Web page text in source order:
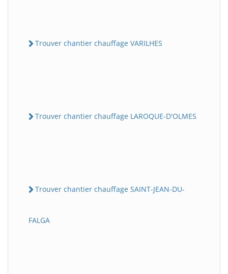
Trouver chantier chauffage VARILHES
Trouver chantier chauffage LAROQUE-D'OLMES
Trouver chantier chauffage SAINT-JEAN-DU-
FALGA